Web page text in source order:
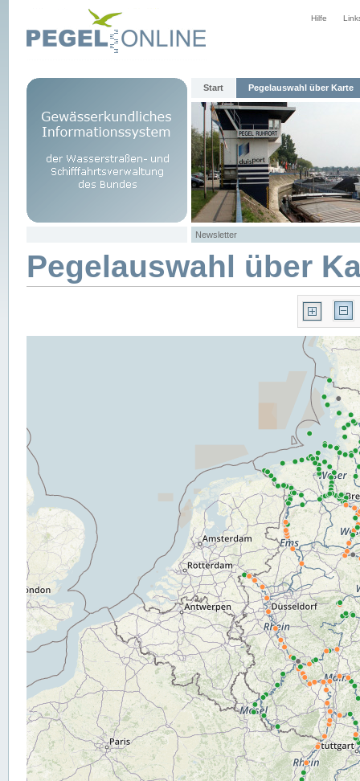
Hilfe
Start Pegelauswahl über Karte
Newsletter
Pegelauswahl über